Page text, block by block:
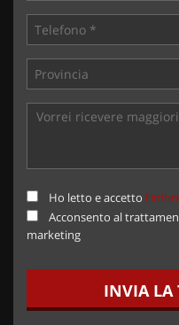
Ho letto e accetto
Acconsento al
marketing
INVIA LA